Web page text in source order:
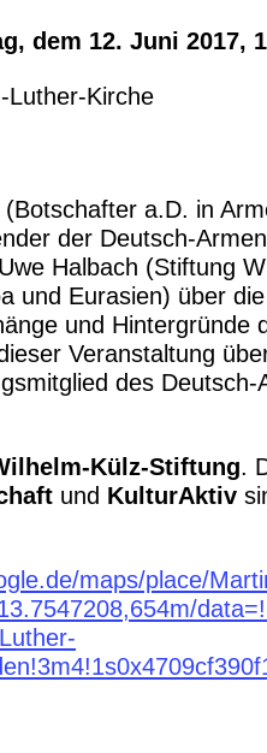
dem 12. Juni 2017,
Luther-Kirche
a.D. in
der Deutsch-
Halbach (Stiftung
und Eurasien) über
und Hintergründe
Veranstaltung
des Deutsch-
Külz-Stiftung.
und KulturAktiv
maps/place/